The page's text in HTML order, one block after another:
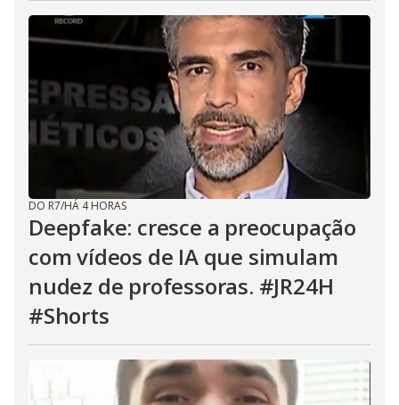
DO R7/HÁ 4 HORAS
Deepfake: cresce a preocupação
com vídeos de IA que simulam
nudez de professoras. #JR24H
#Shorts